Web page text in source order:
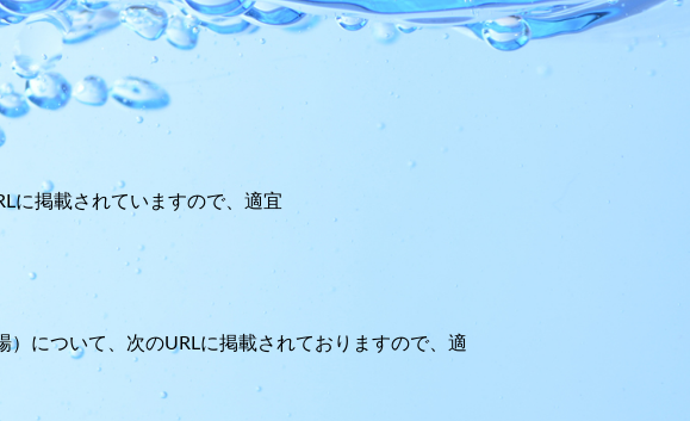
に掲載されていますので、適宜
について、次のURLに掲載されておりますので、適